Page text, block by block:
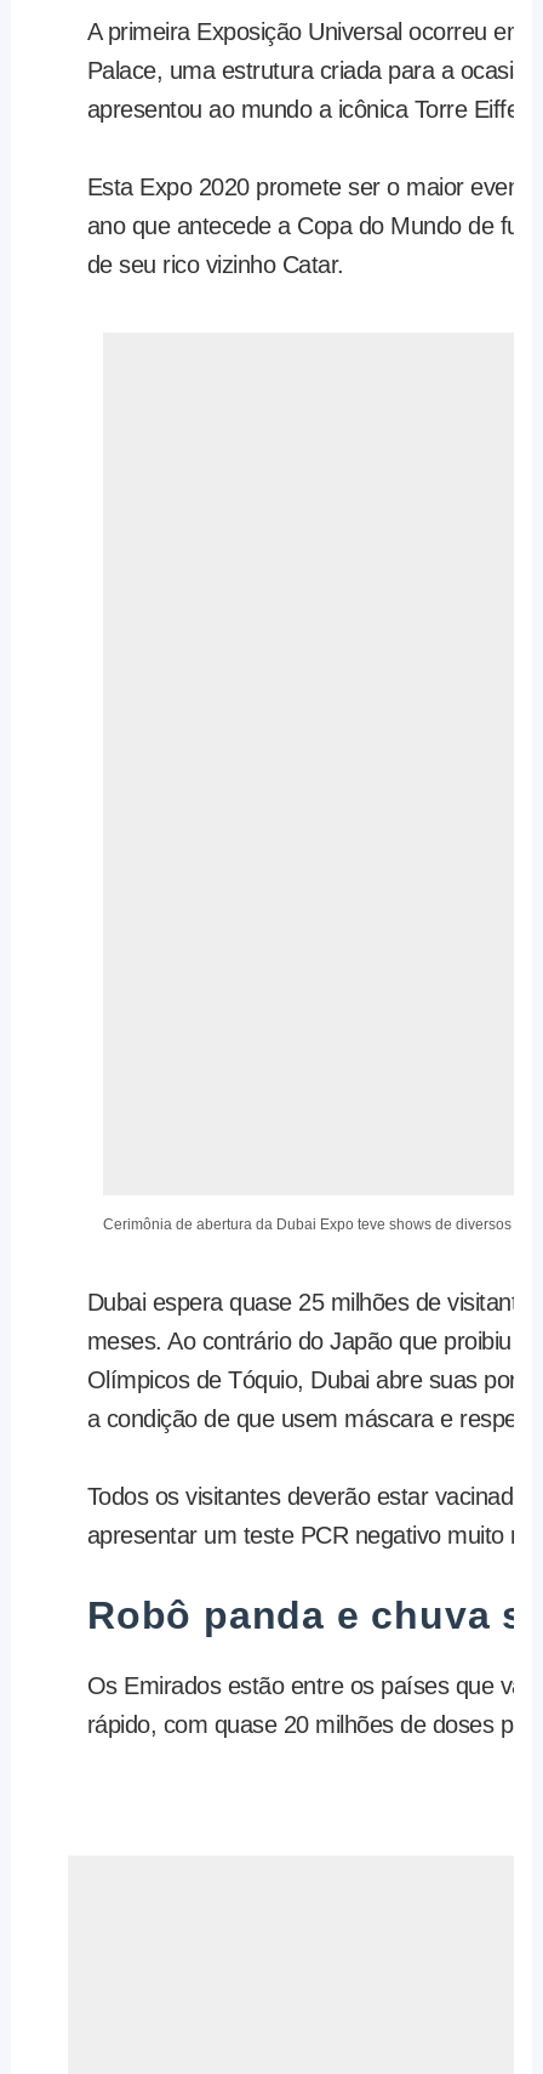
A primeira Exposição Universal ocorreu em
Palace, uma estrutura criada para a
apresentou ao mundo a icônica Torre Eiffel.
Esta Expo 2020 promete ser o maior
ano que antecede a Copa do Mundo de
de seu rico vizinho Catar.
Cerimônia de abertura da Dubai Expo teve shows de diversos
Dubai espera quase 25 milhões de
meses. Ao contrário do Japão que proibiu
Olímpicos de Tóquio, Dubai abre suas
a condição de que usem máscara e
Todos os visitantes deverão estar
apresentar um teste PCR negativo muito
Robô panda e chuva
Os Emirados estão entre os países que
rápido, com quase 20 milhões de doses